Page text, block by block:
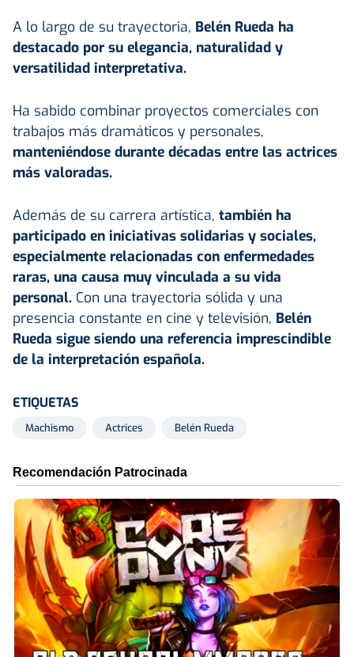
A lo largo de su trayectoria, Belén Rueda ha
destacado por su elegancia, naturalidad y
versatilidad interpretativa.
Ha sabido combinar proyectos comerciales con
trabajos más dramáticos y personales,
manteniéndose durante décadas entre las actrices
más valoradas.
Además de su carrera artística, también ha
participado en iniciativas solidarias y sociales,
especialmente relacionadas con enfermedades
raras, una causa muy vinculada a su vida
personal. Con una trayectoria sólida y una
presencia constante en cine y televisión, Belén
Rueda sigue siendo una referencia imprescindible
de la interpretación española.
ETIQUETAS
Machismo Actrices Belén Rueda